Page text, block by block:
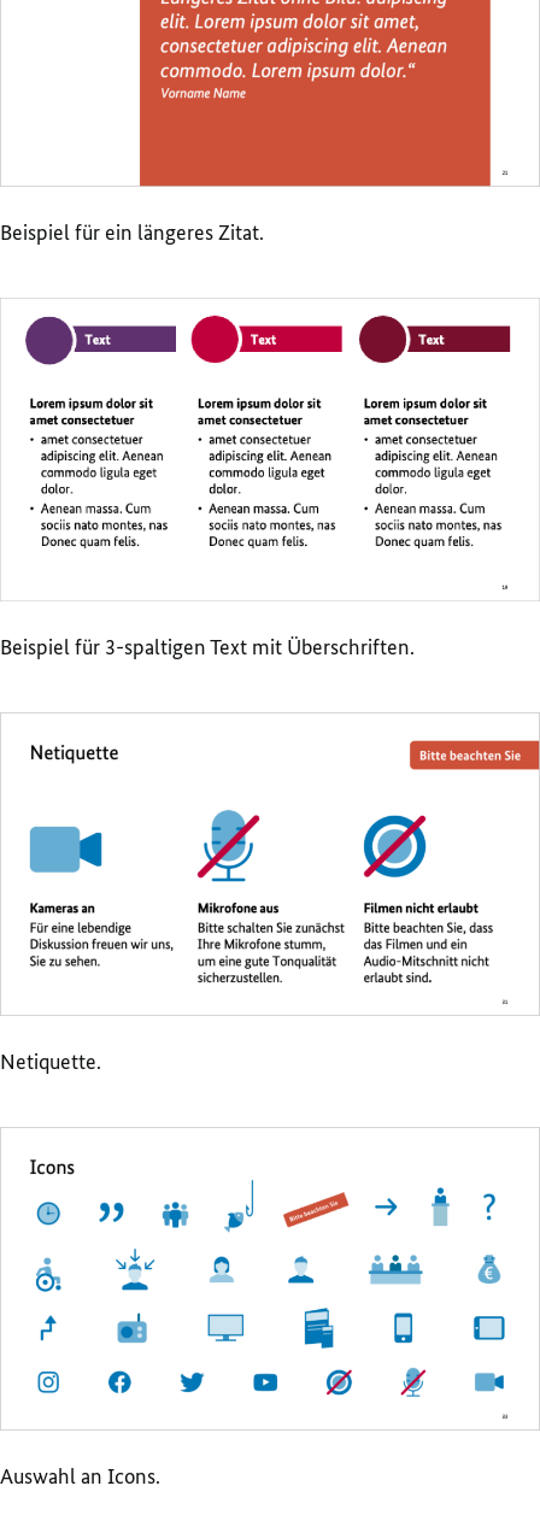
Beispiel für ein längeres Zitat.
Beispiel für 3-spaltigen Text mit Überschriften.
Netiquette.
Auswahl an Icons.